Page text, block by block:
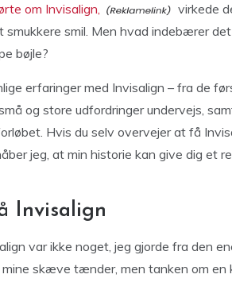
om Invisalign,
virkede
smukkere smil. Men hvad indebærer
bøjle?
erfaringer med Invisalign – fra de
og store udfordringer undervejs,
Hvis du selv overvejer at få
jeg, at min historie kan give dig et
Invisalign
var ikke noget, jeg gjorde fra den
skæve tænder, men tanken om en